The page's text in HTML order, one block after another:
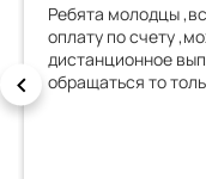
Ребята молодцы
оплату по счету
дистанционное
обращаться то